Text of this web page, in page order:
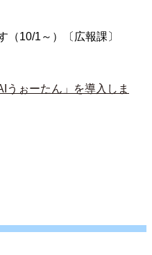
（10/1～）〔広報課〕
うぉーたん」を導入しま